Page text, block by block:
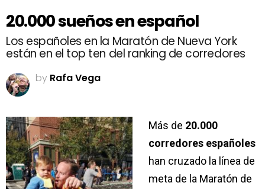
20.000 sueños en español
Los españoles en la Maratón de Nueva York
están en el top ten del ranking de corredores
by Rafa Vega
Más de 20.000
corredores españoles
han cruzado la línea de
meta de la Maratón de